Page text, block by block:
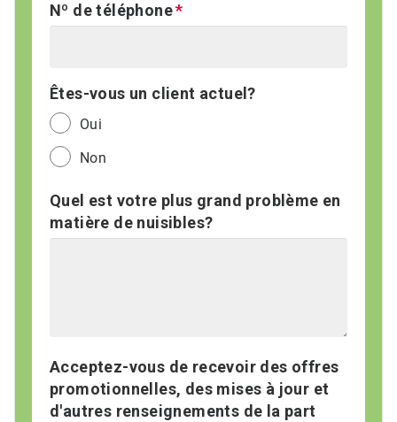
Nº de téléphone
Êtes-vous un client actuel?
Oui
Non
Quel est votre plus grand problème en
matière de nuisibles?
Acceptez-vous de recevoir des offres
promotionnelles, des mises à jour et
d'autres renseignements de la part